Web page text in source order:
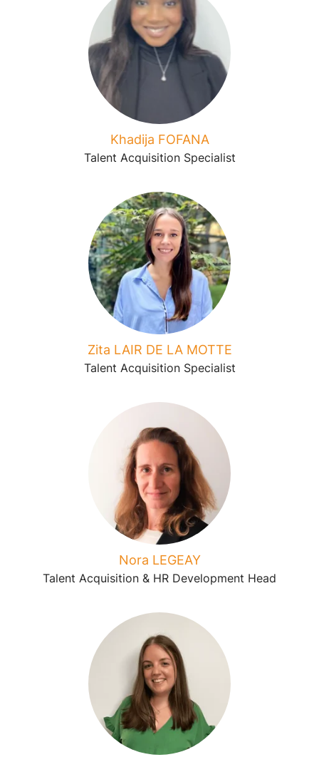
Khadija FOFANA
Talent Acquisition Specialist
Zita LAIR DE LA MOTTE
Talent Acquisition Specialist
Nora LEGEAY
Talent Acquisition & HR Development Head